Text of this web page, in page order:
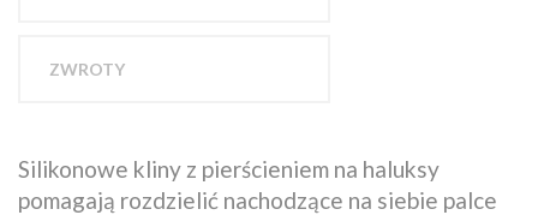
ZWROTY
Silikonowe kliny z pierścieniem na haluksy
pomagają rozdzielić nachodzące na siebie palce